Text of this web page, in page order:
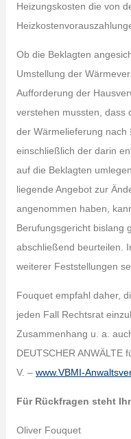
Heizungskosten die von
Ob die Beklagten
Umstellung der
Aufforderung der
verstehen mussten, dass
der Wärmelieferung nach
einschließlich der darin
auf die Beklagten
liegende Angebot zur
angenommen haben,
Berufungsgericht bislang
abschließend beurteilen.
weiterer Feststellungen
Fouquet empfahl daher,
jeden Fall Rechtsrat
Zusammenhang u. a.
DEUTSCHER ANWÄLTE
V. – www.VBMI-
Für Rückfragen steht
Oliver Fouquet